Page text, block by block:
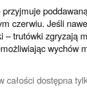
czerwiu. Jeśli
trutówki zgryzają
wychów
całości dostępna